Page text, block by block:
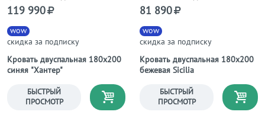
Кровать двуспальная 180х200
синяя "Хантер"
wow
скидка за подписку
119 990
БЫСТРЫЙ
ПРОСМОТР
Кровать двуспальная 180х200
бежевая Sicilia
wow
скидка за подписку
81 890
БЫСТРЫЙ
ПРОСМОТР